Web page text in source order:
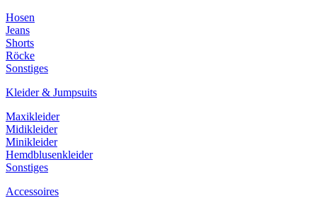
Hosen
Jeans
Shorts
Röcke
Sonstiges
Kleider & Jumpsuits
Maxikleider
Midikleider
Minikleider
Hemdblusenkleider
Sonstiges
Accessoires